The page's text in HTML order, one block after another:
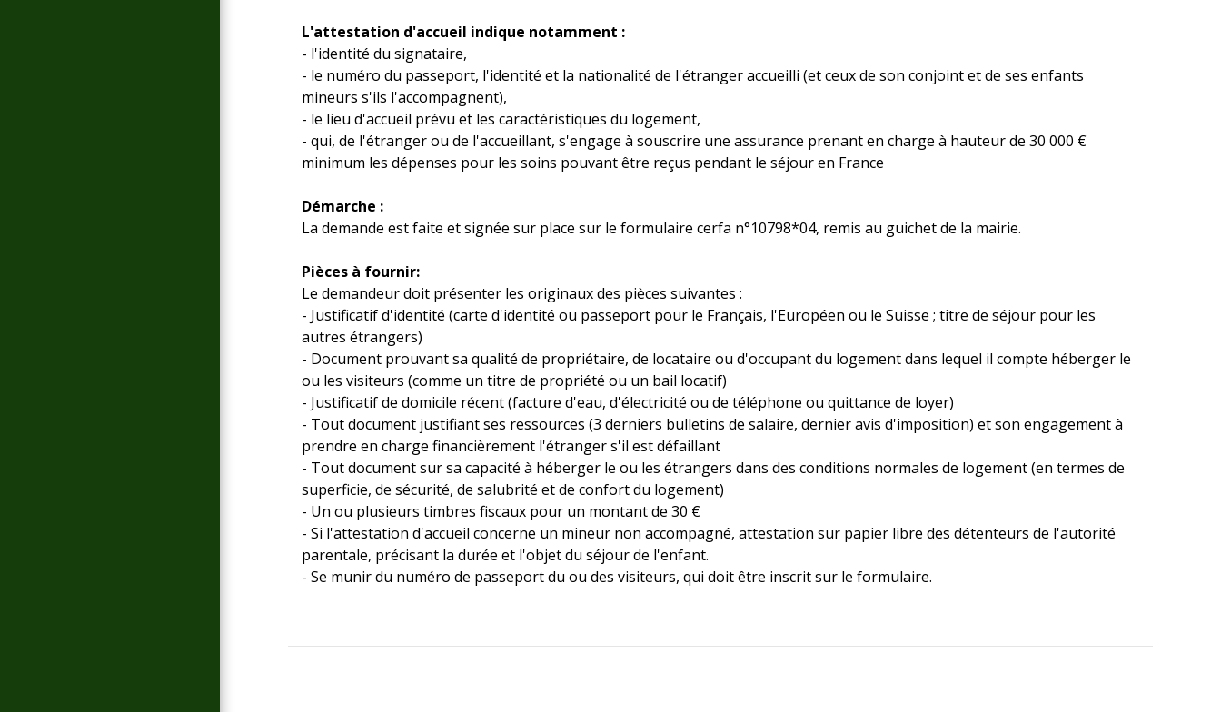
L'attestation d'accueil indique notamment :
- l'identité du signataire,
- le numéro du passeport, l'identité et la nationalité de l'étranger accueilli (et ceux de son conjoint et de ses enfants
mineurs s'ils l'accompagnent),
- le lieu d'accueil prévu et les caractéristiques du logement,
- qui, de l'étranger ou de l'accueillant, s'engage à souscrire une assurance prenant en charge à hauteur de 30 000 €
minimum les dépenses pour les soins pouvant être reçus pendant le séjour en France
Démarche :
La demande est faite et signée sur place sur le formulaire cerfa n°10798*04, remis au guichet de la mairie.
Pièces à fournir:
Le demandeur doit présenter les originaux des pièces suivantes :
- Justificatif d'identité (carte d'identité ou passeport pour le Français, l'Européen ou le Suisse ; titre de séjour pour les
autres étrangers)
- Document prouvant sa qualité de propriétaire, de locataire ou d'occupant du logement dans lequel il compte héberger le
ou les visiteurs (comme un titre de propriété ou un bail locatif)
- Justificatif de domicile récent (facture d'eau, d'électricité ou de téléphone ou quittance de loyer)
- Tout document justifiant ses ressources (3 derniers bulletins de salaire, dernier avis d'imposition) et son engagement à
prendre en charge financièrement l'étranger s'il est défaillant
- Tout document sur sa capacité à héberger le ou les étrangers dans des conditions normales de logement (en termes de
superficie, de sécurité, de salubrité et de confort du logement)
- Un ou plusieurs timbres fiscaux pour un montant de 30 €
- Si l'attestation d'accueil concerne un mineur non accompagné, attestation sur papier libre des détenteurs de l'autorité
parentale, précisant la durée et l'objet du séjour de l'enfant.
- Se munir du numéro de passeport du ou des visiteurs, qui doit être inscrit sur le formulaire.